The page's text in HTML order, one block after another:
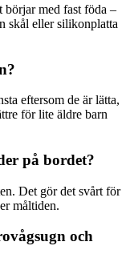
börjar med fast föda –
skål eller silikonplatta
eftersom de är lätta,
för lite äldre barn
på bordet?
Det gör det svårt för
måltiden.
och